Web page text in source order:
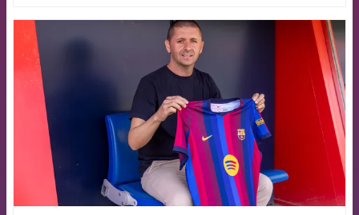
FCB Barcelona badge